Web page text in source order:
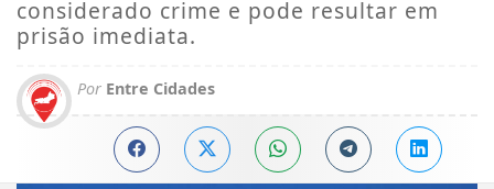
considerado crime e pode resultar em
prisão imediata.
Por Entre Cidades